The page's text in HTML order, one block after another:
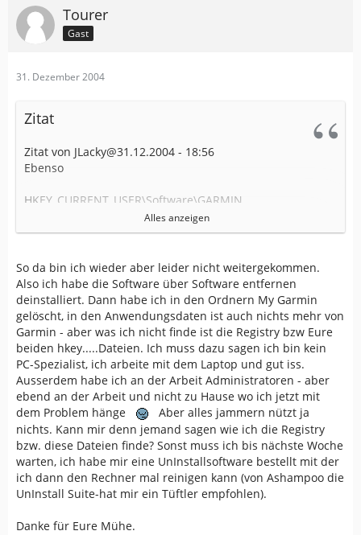
Tourer
Gast
31. Dezember 2004
Zitat
Zitat von JLacky@31.12.2004 - 18:56
Ebenso
HKEY_CURRENT_USER\Software\GARMIN
kontrollieren oder löschen. Hier werden die ganzen
die Einstellungen des UnlockWizard.
Und in den neueren MapSource-Versionen werden auch
evtl. Daten im Verzeichnis
C:\Dokumente und Einstellungen\
<ANWENDERNAME>\Anwendungsdaten\GARMIN
abgelegt. Das Verzeichnis ist allerdings versteckt. Also
ggf. vorher die Ansichts-Optionen im Explorer
umschalten.
Und ab MapSOurce 6.5beta wird auch glaube ich in
'Eigene Dateien' ein Verzeischnis 'My Garmin' angelegt.
So langsamm fängt MapSource an sich ganz schön auf
der Festplatte zu verteilen. Um es restlos manuell von
Alles anzeigen
So da bin ich wieder aber leider nicht weitergekommen.
Also ich habe die Software über Software entfernen
deinstalliert. Dann habe ich in den Ordnern My Garmin
gelöscht, in den Anwendungsdaten ist auch nichts mehr von
Garmin - aber was ich nicht finde ist die Registry bzw Eure
beiden hkey.....Dateien. Ich muss dazu sagen ich bin kein
PC-Spezialist, ich arbeite mit dem Laptop und gut iss.
Ausserdem habe ich an der Arbeit Administratoren - aber
ebend an der Arbeit und nicht zu Hause wo ich jetzt mit
dem Problem hänge
Aber alles jammern nützt ja
nichts. Kann mir denn jemand sagen wie ich die Registry
bzw. diese Dateien finde? Sonst muss ich bis nächste Woche
warten, ich habe mir eine UnInstallsoftware bestellt mit der
ich dann den Rechner mal reinigen kann (von Ashampoo die
UnInstall Suite-hat mir ein Tüftler empfohlen).
Danke für Eure Mühe.